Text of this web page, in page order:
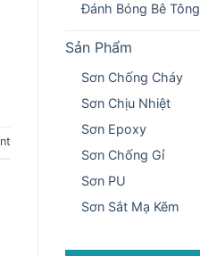
Đánh Bóng Bê Tông
Sản Phẩm
Sơn Chống Cháy
Sơn Chịu Nhiệt
Sơn Epoxy
Sơn Chống Gỉ
Sơn PU
Sơn Sắt Mạ Kẽm